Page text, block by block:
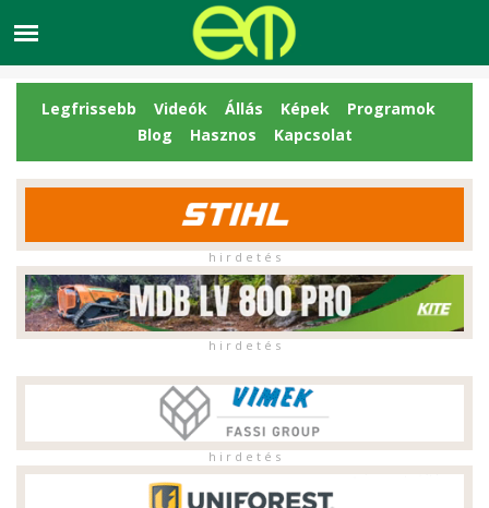
Legfrissebb Videók Állás Képek
Programok
Blog
Hasznos Kapcsolat
h i r d e t é s
h i r d e t é s
h i r d e t é s